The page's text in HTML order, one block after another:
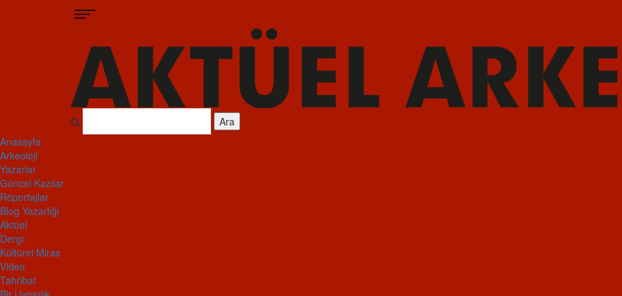
Ara
Anasayfa
Arkeoloji
Yazarlar
Güncel Kazılar
Röportajlar
Blog Yazarlığı
Aktüel
Dergi
Kültürel Miras
Video
Tahribat